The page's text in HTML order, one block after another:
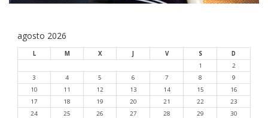
agosto 2026
L M X J V S
D
1
2
3
4 5 6 7 8
9
10
11 12 13 14 15
16
17
18 19 20 21 22
23
24
25 26 27 28 29
30